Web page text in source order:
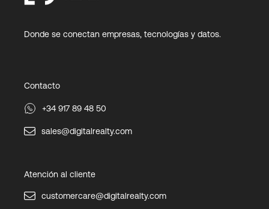
Donde se conectan empresas, tecnologías y datos.
Contacto
+34 917 89 48 50
sales@digitalrealty.com
Atención al cliente
customercare@digitalrealty.com